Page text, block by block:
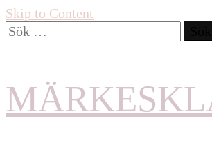
Skip to Content
Sök
efter: